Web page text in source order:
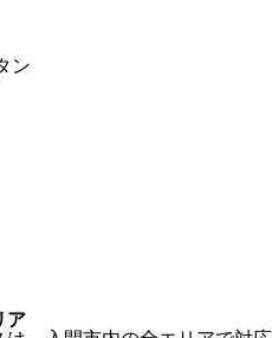
ン
ア